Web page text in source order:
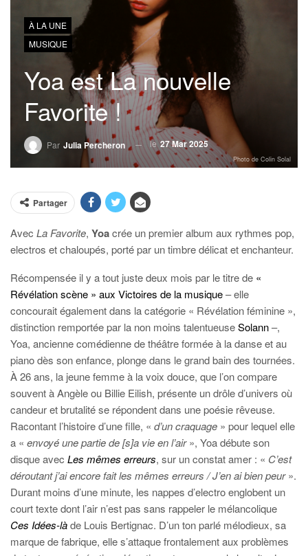
À LA UNE
MUSIQUE
Yoa est La nouvelle
Favorite !
Par Julia Percheron le 27 Mar 2025
Photo de Colin Solal
Partager
Avec La Favorite, Yoacrée un premier album aux rythmes pop,
electros et chaloupés, porté par un timbre délicat et enchanteur.
Récompensée il y a tout juste deux mois par le titre de «
Révélation scène » aux Victoires de la musique– elle
concourait également dans la catégorie « Révélation féminine »,
distinction remportée par la non moins talentueuseSolann–,
Yoa, ancienne comédienne de théâtre formée à la danse et au
piano dès son enfance, plonge dans le grand bain des tournées.
À 26 ans, la jeune femme à la voix douce, que l’on compare
souvent à Angèle ou Billie Eilish, présente un drôle d’univers où
candeur et brutalité se répondent dans une poésie rêveuse.
Racontant l’histoire d’une fille, « d’un craquage » pour lequel elle
a « envoyé une partie de [s]a vie en l’air», Yoa débute son
disque avec Les mêmes erreurs, sur un constat amer : « C’est
déroutant j’ai encore fait les mêmes erreurs / J’en ai bien peur».
Durant moins d’une minute, les nappes d’electro englobent un
court texte dont l’air n’est pas sans rappeler le mélancolique
Ces Idées-làde Louis Bertignac. D’un ton parlé mélodieux, sa
marque de fabrique, elle s’attaque frontalement aux problèmes